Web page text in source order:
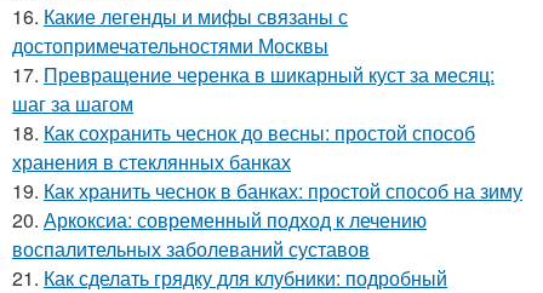
16. Какие легенды и мифы связаны с
достопримечательностями Москвы
17. Превращение черенка в шикарный куст за месяц:
шаг за шагом
18. Как сохранить чеснок до весны: простой способ
хранения в стеклянных банках
19. Как хранить чеснок в банках: простой способ на зиму
20. Аркоксиа: современный подход к лечению
воспалительных заболеваний суставов
21. Как сделать грядку для клубники: подробный